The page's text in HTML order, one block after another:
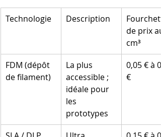
Technologie Description
de prix au
cm³
FDM (dépôt
de filament)
La plus
accessible ;
idéale pour
les
prototypes
0,05 € à
€